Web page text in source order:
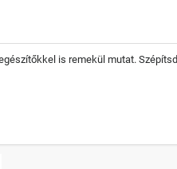
is remekül mutat.